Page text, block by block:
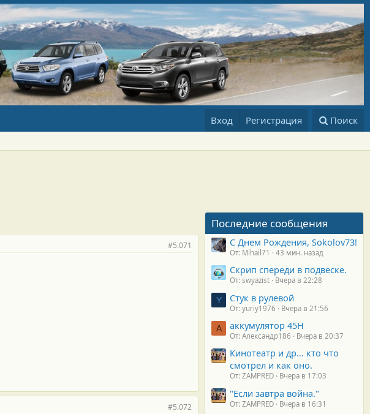
Вход Регистрация Поиск
#5.071
#5.072
Последние сообщения
С Днем Рождения, Sokolov73!
От: Mihail71 43 мин. назад
Скрип спереди в подвеске.
От: swyazist Вчера в 22:28
Y Стук в рулевой
От: yuriy1976 Вчера в 21:56
А аккумулятор 45H
От: Александр186 Вчера в 20:37
Кинотеатр и др... кто что
смотрел и как оно.
От: ZAMPRED Вчера в 17:03
"Если завтра война."
От: ZAMPRED Вчера в 16:31